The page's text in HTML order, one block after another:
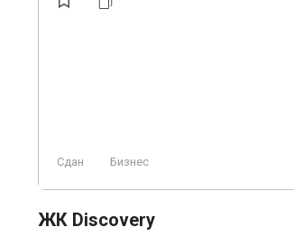
Сдан Бизнес
ЖК Discovery